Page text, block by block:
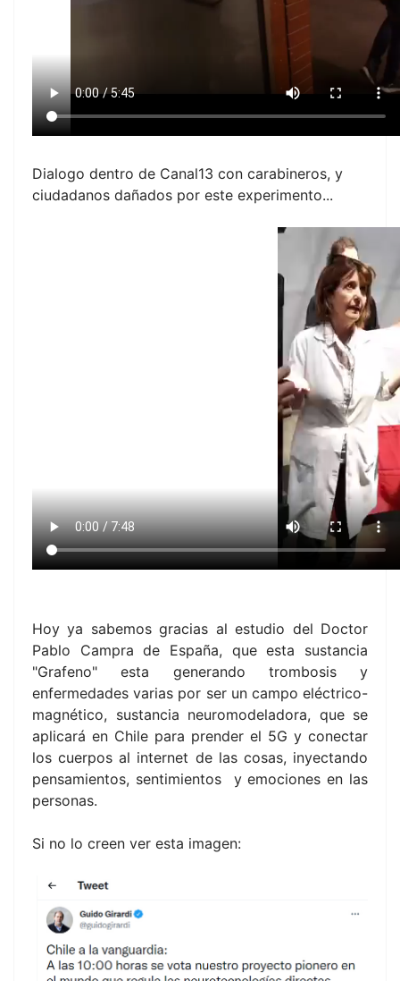
Dialogo dentro de Canal13 con carabineros, y
ciudadanos dañados por este experimento...
Hoy ya sabemos gracias al estudio del Doctor
Pablo Campra de España, que esta sustancia
"Grafeno" esta generando trombosis y
enfermedades varias por ser un campo eléctrico-
magnético, sustancia neuromodeladora, que se
aplicará en Chile para prender el 5G y conectar
los cuerpos al internet de las cosas, inyectando
pensamientos, sentimientos y emociones en las
personas.
Si no lo creen ver esta imagen: